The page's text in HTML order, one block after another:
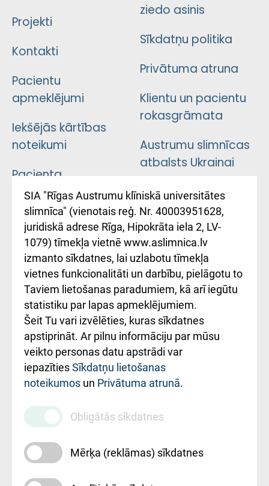
Projekti
Kontakti
Pacientu
apmeklējumi
Iekšējās kārtības
noteikumi
Pacienta
atsauksmju/sūdzību
iesniegšanas
kārtība
Kā pie mums nokļūt
Rēķinu apmaksas
ceļvedis
Rekvizīti un
ārstniecības
iestādes kods
010000234
Maksas
pakalpojumu
cenrādis
ziedo asinis
Sīkdatņu politika
Privātuma atruna
Klientu un pacientu
rokasgrāmata
Austrumu slimnīcas
atbalsts Ukrainai
Підтримка Східної
лікарні та співпраця з
Україною
SIA "Rīgas Austrumu klīniskā universitātes
slimnīca" (vienotais reģ. Nr. 40003951628,
juridiskā adrese Rīga, Hipokrāta iela 2, LV-
1079) tīmekļa vietnē www.aslimnica.lv
izmanto sīkdatnes, lai uzlabotu tīmekļa
vietnes funkcionalitāti un darbību, pielāgotu to
Taviem lietošanas paradumiem, kā arī iegūtu
statistiku par lapas apmeklējumiem.
Šeit Tu vari izvēlēties, kuras sīkdatnes
apstiprināt. Ar pilnu informāciju par mūsu
veikto personas datu apstrādi var
iepazītiesSīkdatņu lietošanas
noteikumos un Privātuma atrunā.
Obligātās sīkdatnes
Mērķa (reklāmas) sīkdatnes